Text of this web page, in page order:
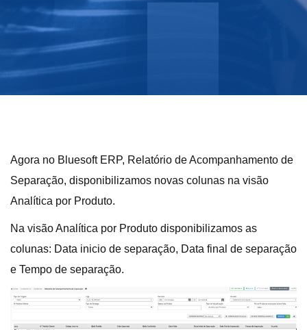
Agora no Bluesoft ERP, Relatório de Acompanhamento de
Separação, disponibilizamos novas colunas na visão
Analítica por Produto.
Na visão Analítica por Produto disponibilizamos as
colunas: Data inicio de separação, Data final de separação
e Tempo de separação.